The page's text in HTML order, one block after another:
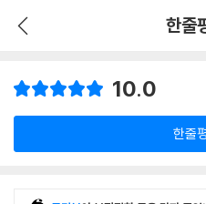
한줄
10.0
한줄